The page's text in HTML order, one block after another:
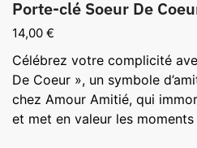
Porte-clé Soeur De
14,00 €
Célébrez votre complicité
De Coeur », un symbole
chez Amour Amitié, qui
et met en valeur les